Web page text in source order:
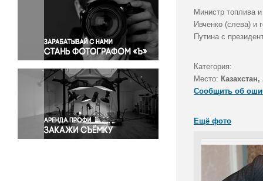
Политика
Правосудие
Происшествия и конфликты
Религия
Светская жизнь
Спорт
Экология
Экономика и бизнес
Министр топлива
Ивченко (слева) и
Путина с
Категория:
Место:
Сообщить об
Ещё фото